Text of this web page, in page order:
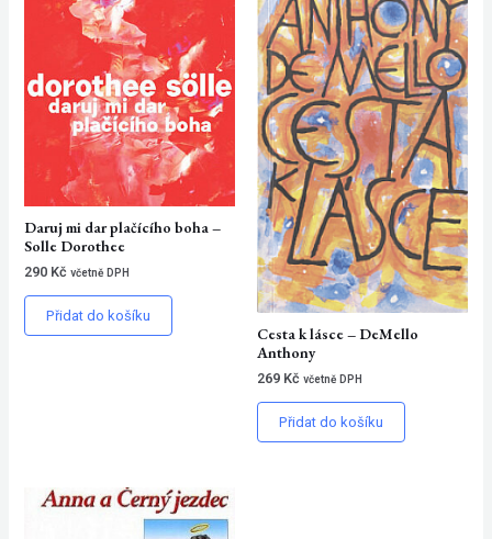
Daruj mi dar plačícího boha –
Solle Dorothee
290 Kč včetně DPH
Přidat do košíku
Cesta k lásce – DeMello
Anthony
269 Kč včetně DPH
Přidat do košíku